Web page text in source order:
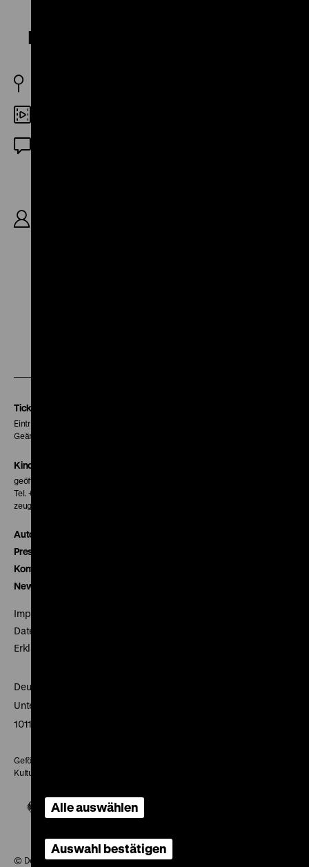
Daleká cesta
Tickets
Eintritt 5 €
Geänderte Preise sind im Programm vermerkt.
Kinokasse
geöffnet 30 Minuten vor Beginn der ersten Vorstellung
Tel. + 49 30 20304-770
zeughauskino@dhm.de
Autor*innen
Presse
Kontakt
Newsletter
Impressum
Datenschutz
Erklärung digitale Barrierefreiheit
Deutsches Historisches Museum
Unter den Linden 2
10117 Berlin
Gefördert mit Mitteln des Beauftragten der Bundesregierung für
Kultur und Medien
© Deutsches Historisches Museum, 2026
Alle auswählen
Auswahl bestätigen